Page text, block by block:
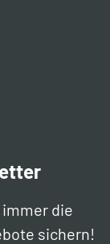
die
sichern!